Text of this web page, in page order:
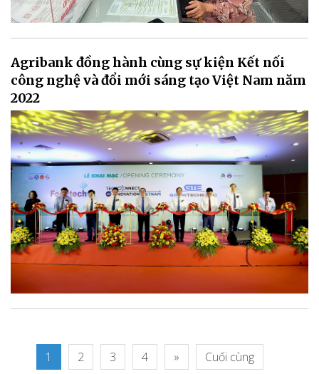
Agribank đồng hành cùng sự kiện Kết nối
công nghệ và đổi mới sáng tạo Việt Nam năm
2022
1 2 3 4 » Cuối cùng